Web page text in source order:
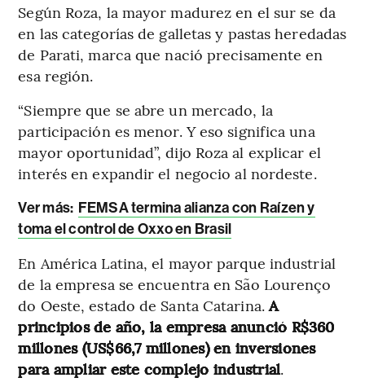
Según Roza, la mayor madurez en el sur se da
en las categorías de galletas y pastas heredadas
de Parati, marca que nació precisamente en
esa región.
“Siempre que se abre un mercado, la
participación es menor. Y eso significa una
mayor oportunidad”, dijo Roza al explicar el
interés en expandir el negocio al nordeste.
Ver más: FEMSA termina alianza con Raízen y
toma el control de Oxxo en Brasil
En América Latina, el mayor parque industrial
de la empresa se encuentra en São Lourenço
do Oeste, estado de Santa Catarina.A
principios de año, la empresa anunció R$360
millones (US$66,7 millones) en inversiones
para ampliar este complejo industrial.